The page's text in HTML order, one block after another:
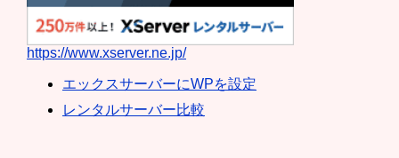
https://www.xserver.ne.jp/
エックスサーバーにWPを設定
レンタルサーバー比較